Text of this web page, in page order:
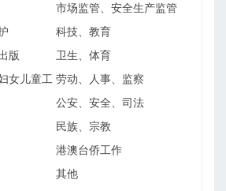
市场监管、安全生产监管
科技、教育
版
卫生、体育
女儿童工 劳动、人事、监察
公安、安全、司法
民族、宗教
港澳台侨工作
其他